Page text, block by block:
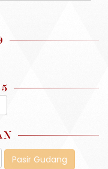
Pasir Gudang